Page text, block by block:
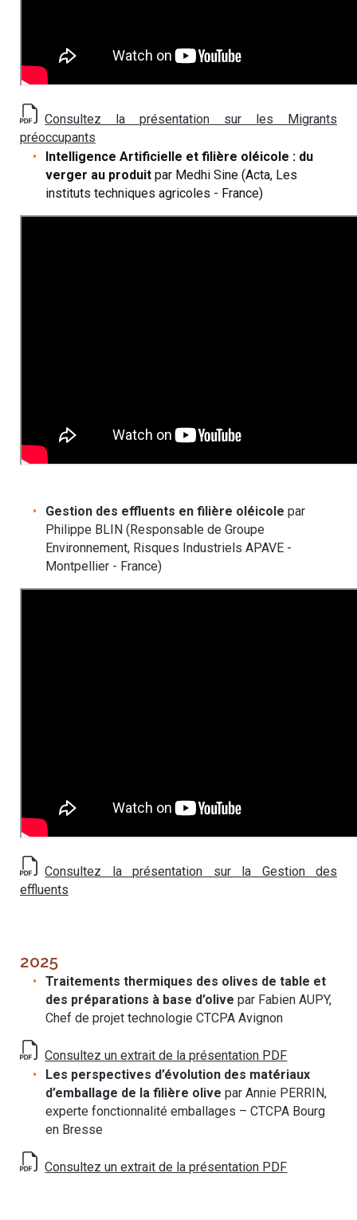
Consultez la présentation sur les Migrants
préoccupants
Intelligence Artificielle et filière oléicole : du
verger au produit par Medhi Sine (Acta, Les
instituts techniques agricoles - France)
Gestion des effluents en filière oléicole par
Philippe BLIN (Responsable de Groupe
Environnement, Risques Industriels APAVE -
Montpellier - France)
Consultez la présentation sur la Gestion des
effluents
2025
Traitements thermiques des olives de table et
des préparations à base d’olive par Fabien AUPY,
Chef de projet technologie CTCPA Avignon
Consultez un extrait de la présentation PDF
Les perspectives d’évolution des matériaux
d’emballage de la filière olive par Annie PERRIN,
experte fonctionnalité emballages – CTCPA Bourg
en Bresse
Consultez un extrait de la présentation PDF